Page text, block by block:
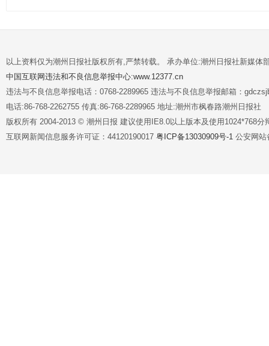
以上资料仅为潮州日报社版权所有,严禁转载。 承办单位:潮州日报社新媒体
中国互联网违法和不良信息举报中心:www.12377.cn
违法与不良信息举报电话：0768-2289965 违法与不良信息举报邮箱：
电话:86-768-2262755 传真:86-768-2289965 地址:潮州市枫春路潮州日报社
版权所有 2004-2013 © 潮州日报 建议使用IE8.0以上版本及使用1024*768分
互联网新闻信息服务许可证：44120190017 粤ICP备13030909号-1 公安网站